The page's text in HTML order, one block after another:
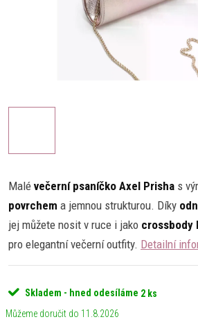
Malé večerní psaníčko Axel Prisha s
povrchem a jemnou strukturou. Díky
jej můžete nosit v ruce i jako crossbody
pro elegantní večerní outfity. Detailní
Skladem - hned odesíláme 2 ks
11.8.2026